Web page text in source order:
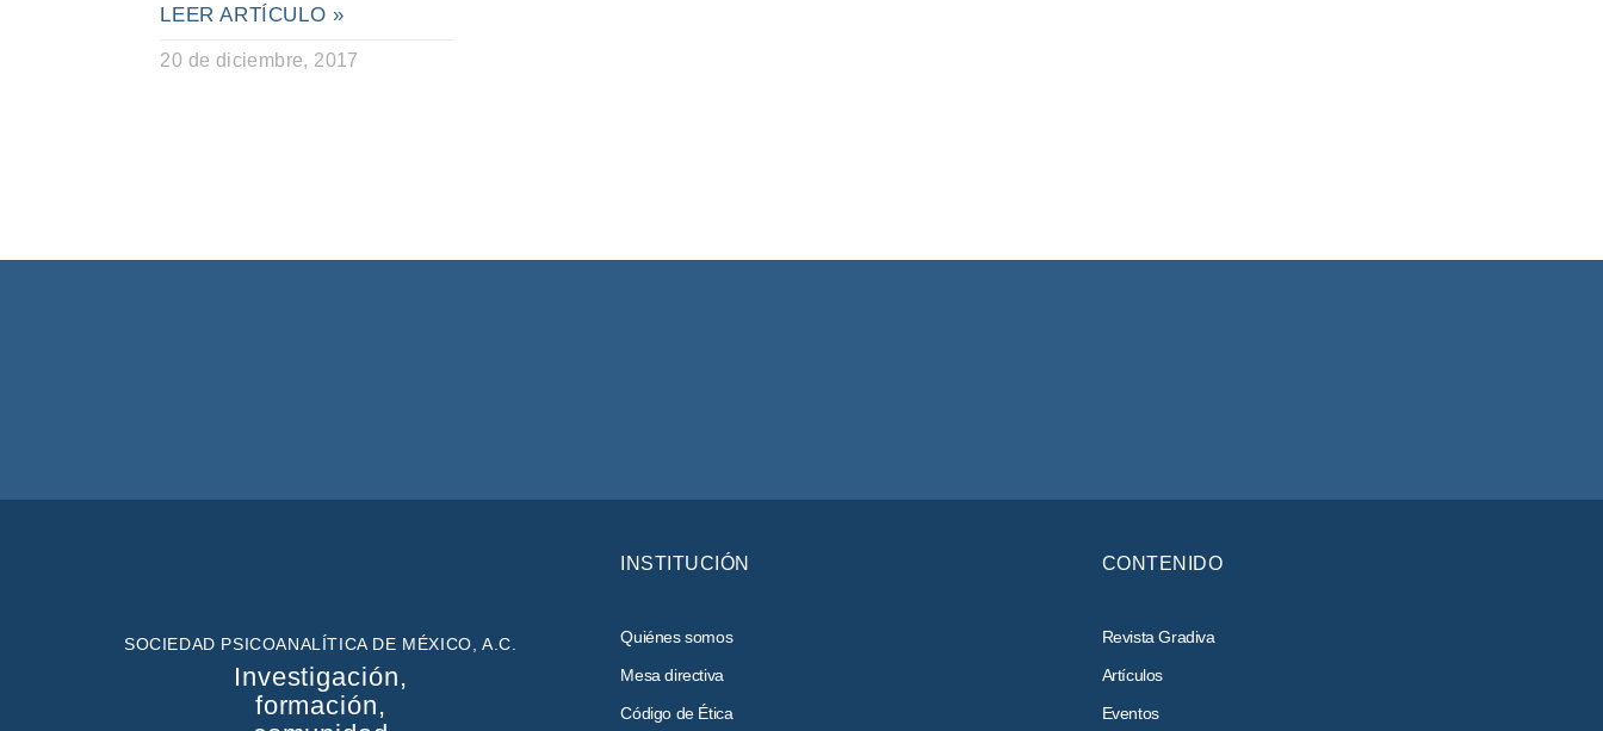
LEER ARTÍCULO »
20 de diciembre, 2017
SOCIEDAD PSICOANALÍTICA DE MÉXICO, A.C.
Investigación,
formación,
INSTITUCIÓN
Quiénes somos
Mesa directiva
Código de Ética
CONTENIDO
Revista Gradiva
Artículos
Eventos